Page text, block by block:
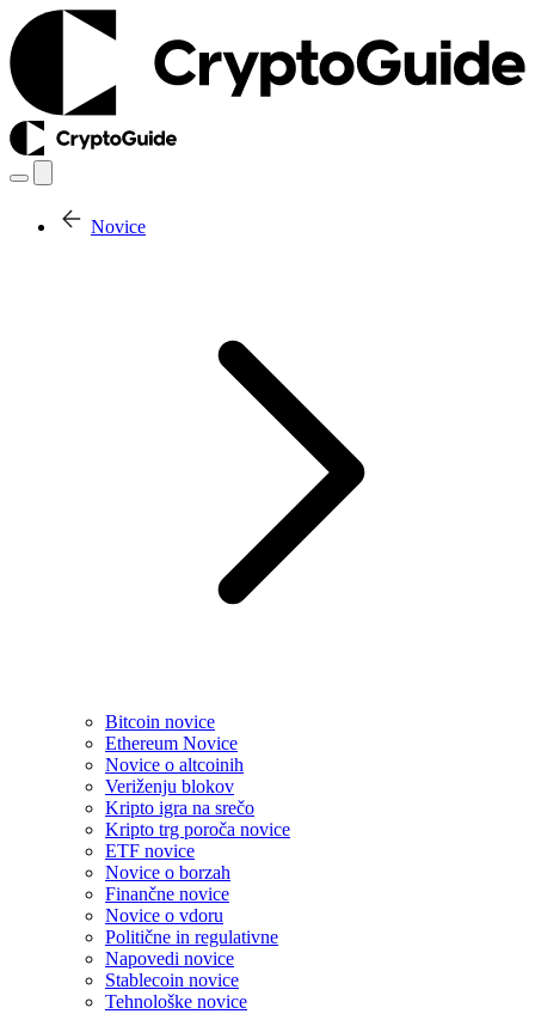
Novice
Bitcoin novice
Ethereum Novice
Novice o altcoinih
Veriženju blokov
Kripto igra na srečo
Kripto trg poroča novice
ETF novice
Novice o borzah
Finančne novice
Novice o vdoru
Politične in regulativne
Napovedi novice
Stablecoin novice
Tehnološke novice